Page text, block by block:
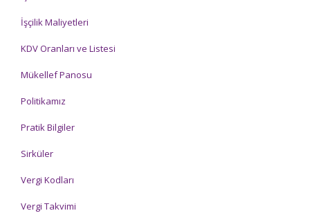
İşçilik Maliyetleri
KDV Oranları ve Listesi
Mükellef Panosu
Politikamız
Pratik Bilgiler
Sirküler
Vergi Kodları
Vergi Takvimi